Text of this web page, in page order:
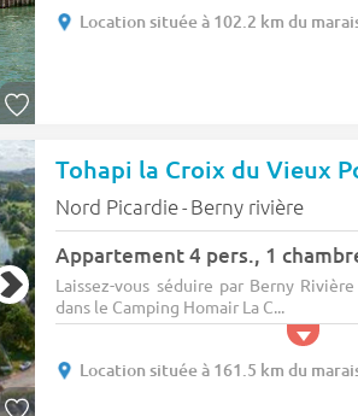
Location située à 102.2 km du
Tohapi la Croix du Vieux
Nord Picardie- Berny rivière
Appartement 4 pers., 1
Laissez-vous séduire par Berny
dans le Camping Homair La C...
Location située à 161.5 km du